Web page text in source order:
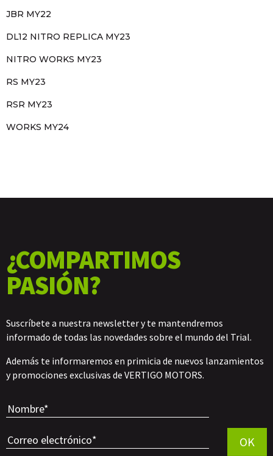
JBR MY22
DL12 NITRO REPLICA MY23
NITRO WORKS MY23
RS MY23
RSR MY23
WORKS MY24
¿COMPARTIMOS
PASIÓN?
Suscríbete a nuestra newsletter y te mantendremos
informado de todas las novedades sobre el mundo del Trial.
Además te informaremos en primicia de nuevos lanzamientos
y promociones exclusivas de VERTIGO MOTORS.
OK